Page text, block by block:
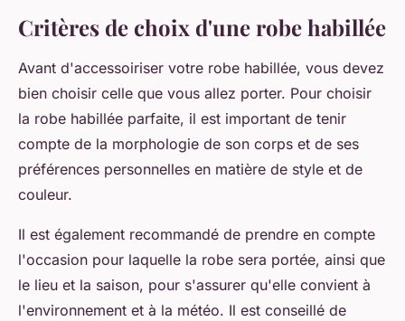
Critères de choix d'une robe habillée
Avant d'accessoiriser votre robe habillée, vous devez
bien choisir celle que vous allez porter. Pour choisir
la robe habillée parfaite, il est important de tenir
compte de la morphologie de son corps et de ses
préférences personnelles en matière de style et de
couleur.
Il est également recommandé de prendre en compte
l'occasion pour laquelle la robe sera portée, ainsi que
le lieu et la saison, pour s'assurer qu'elle convient à
l'environnement et à la météo. Il est conseillé de